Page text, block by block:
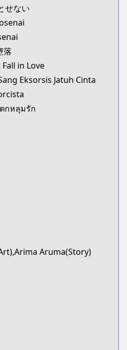
series/351107/list
titles/100198
せない
落
in Love
Eksorsis Jatuh Cinta
กหลุมรัก
Aruma(Story)